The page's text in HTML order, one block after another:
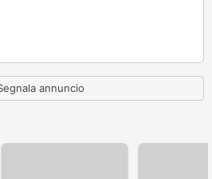
annuncio